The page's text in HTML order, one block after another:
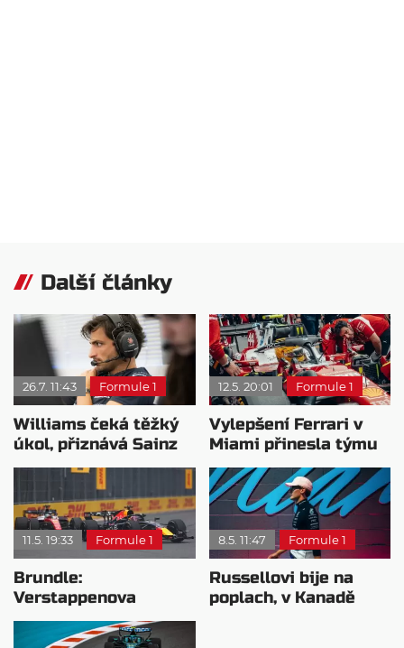
Další články
26.7. 11:43 Formule 1
Williams čeká těžký
úkol, přiznává Sainz
12.5. 20:01 Formule 1
Vylepšení Ferrari v
Miami přinesla týmu
zdrcující zklamání
11.5. 19:33 Formule 1
Brundle:
Verstappenova
záchrana v Miami byla
geniální
8.5. 11:47 Formule 1
Russellovi bije na
poplach, v Kanadě